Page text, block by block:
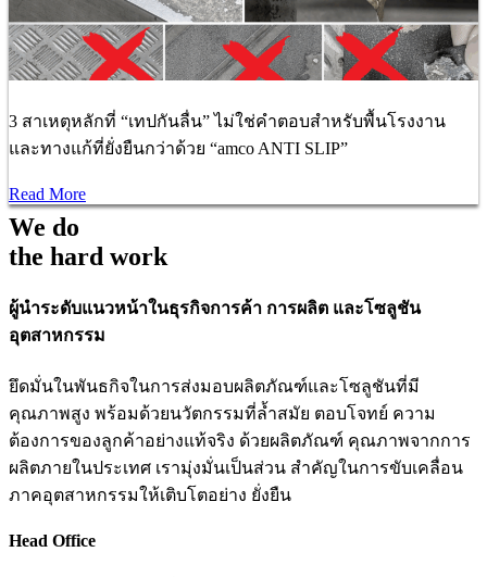
3 สาเหตุหลักที่ “เทปกันลื่น” ไม่ใช่คำตอบสำหรับพื้นโรงงาน
และทางแก้ที่ยั่งยืนกว่าด้วย “amco ANTI SLIP”
Read More
We do
the hard work
ผู้นำระดับแนวหน้าในธุรกิจการค้า การผลิต และโซลูชัน
อุตสาหกรรม
ยึดมั่นในพันธกิจในการส่งมอบผลิตภัณฑ์และโซลูชันที่มี
คุณภาพสูง พร้อมด้วยนวัตกรรมที่ล้ำสมัย ตอบโจทย์ ความ
ต้องการของลูกค้าอย่างแท้จริง ด้วยผลิตภัณฑ์ คุณภาพจากการ
ผลิตภายในประเทศ เรามุ่งมั่นเป็นส่วน สำคัญในการขับเคลื่อน
ภาคอุตสาหกรรมให้เติบโตอย่าง ยั่งยืน
Head Office